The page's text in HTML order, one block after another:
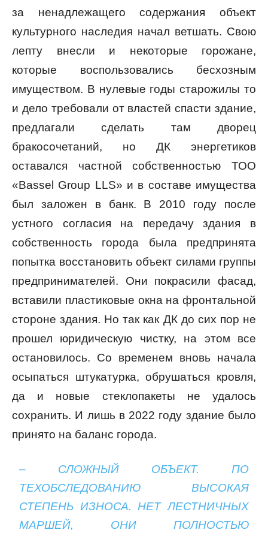
за ненадлежащего содержания объект
культурного наследия начал ветшать. Свою
лепту внесли и некоторые горожане,
которые воспользовались бесхозным
имуществом. В нулевые годы старожилы то
и дело требовали от властей спасти здание,
предлагали сделать там дворец
бракосочетаний, но ДК энергетиков
оставался частной собственностью ТОО
«Bassel Group LLS» и в составе имущества
был заложен в банк. В 2010 году после
устного согласия на передачу здания в
собственность города была предпринята
попытка восстановить объект силами группы
предпринимателей. Они покрасили фасад,
вставили пластиковые окна на фронтальной
стороне здания. Но так как ДК до сих пор не
прошел юридическую чистку, на этом все
остановилось. Со временем вновь начала
осыпаться штукатурка, обрушаться кровля,
да и новые стеклопакеты не удалось
сохранить. И лишь в 2022 году здание было
принято на баланс города.
– СЛОЖНЫЙ ОБЪЕКТ. ПО
ТЕХОБСЛЕДОВАНИЮ ВЫСОКАЯ
СТЕПЕНЬ ИЗНОСА. НЕТ ЛЕСТНИЧНЫХ
МАРШЕЙ, ОНИ ПОЛНОСТЬЮ